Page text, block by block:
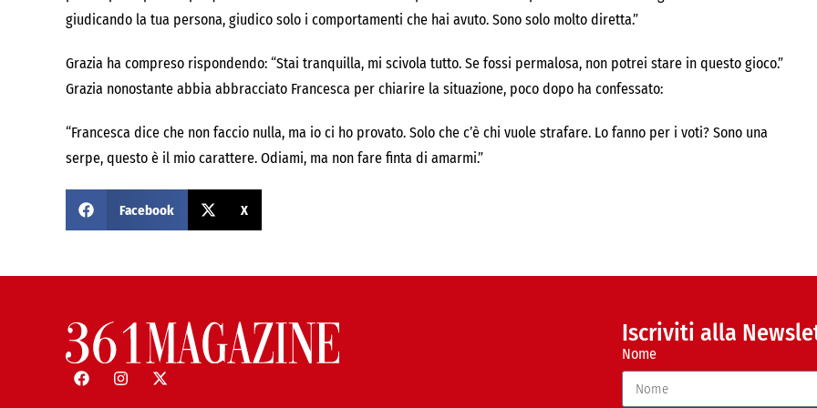
giudicando la tua persona, giudico solo i comportamenti che hai avuto. Sono solo molto diretta.”
Grazia ha compreso rispondendo: “Stai tranquilla, mi scivola tutto. Se fossi permalosa, non potrei stare in questo gioco.”
Grazia nonostante abbia abbracciato Francesca per chiarire la situazione, poco dopo ha confessato:
“Francesca dice che non faccio nulla, ma io ci ho provato. Solo che c’è chi vuole strafare. Lo fanno per i voti? Sono una
serpe, questo è il mio carattere. Odiami, ma non fare finta di amarmi.”
Facebook X
Iscriviti alla
Nome